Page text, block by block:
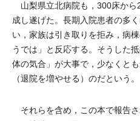
山梨県立北病院も，300床から
成し遂げた。長期入院患者の多
い，家族は引き取りを拒み，病
うでは」と反応する。そうした
体の気合」が大事で，少なくと
（退院を増やせる）のだという。
それらを含め，この本で報告